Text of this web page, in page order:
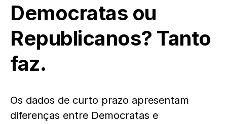
Democratas ou
Republicanos? Tanto
faz.
Os dados de curto prazo apresentam
diferenças entre Democratas e